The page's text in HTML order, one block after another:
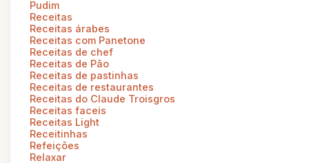
Pudim
Receitas
Receitas árabes
Receitas com Panetone
Receitas de chef
Receitas de Pão
Receitas de pastinhas
Receitas de restaurantes
Receitas do Claude Troisgros
Receitas faceis
Receitas Light
Receitinhas
Refeições
Relaxar